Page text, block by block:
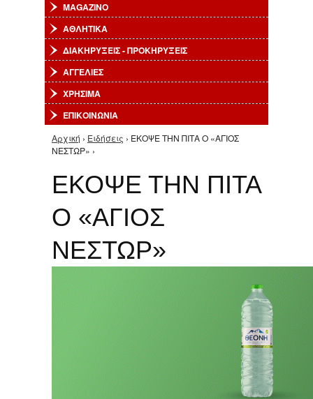
MAGAZINO
ΑΘΛΗΤΙΚΑ
ΔΙΑΚΗΡΥΞΕΙΣ - ΠΡΟΚΗΡΥΞΕΙΣ
ΑΓΓΕΛΙΕΣ
ΧΡΗΣΙΜΑ
ΕΠΙΚΟΙΝΩΝΙΑ
Είστε εδώ
Αρχική › Ειδήσεις › ΕΚΟΨΕ ΤΗΝ ΠΙΤΑ Ο «ΑΓΙΟΣ
ΝΕΣΤΩΡ» ›
ΕΚΟΨΕ ΤΗΝ ΠΙΤΑ
Ο «ΑΓΙΟΣ
ΝΕΣΤΩΡ»